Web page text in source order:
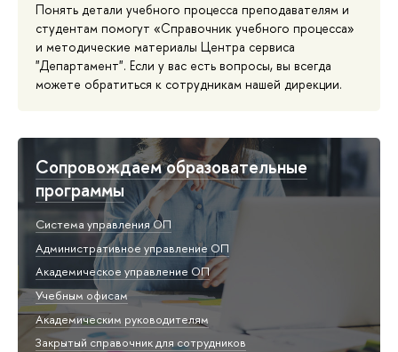
Понять детали учебного процесса преподавателям и
студентам помогут «Справочник учебного процесса»
и методические материалы Центра сервиса
"Департамент". Если у вас есть вопросы, вы всегда
можете обратиться к сотрудникам нашей дирекции.
Сопровождаем образовательные
программы
Система управления ОП
Административное управление ОП
Академическое управление ОП
Учебным офисам
Академическим руководителям
Закрытый справочник для сотрудников